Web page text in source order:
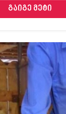
გაიგე მეტი